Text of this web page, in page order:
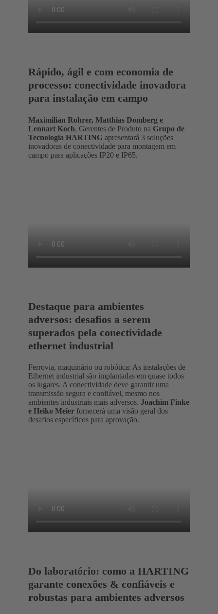
Rápido, ágil e com economia de
processo: conectividade inovadora
para instalação em campo
Maximilian Rohrer, Matthias Domberg e
Lennart Koch, Gerentes de Produto na Grupo de
Tecnologia HARTING apresentará 3 soluções
inovadoras de conectividade para montagem em
campo para aplicações IP20 e IP65.
Destaque para ambientes
adversos: desafios a serem
superados pela conectividade
ethernet industrial
Ferrovia, maquinário ou robótica: As instalações de
Ethernet industrial são implantadas em quase todos
os lugares. A conectividade deve garantir uma
transmissão segura e confiável, mesmo nos
ambientes industriais mais adversos. Joachim Finke
e Heiko Meier fornecerá uma visão geral dos
desafios específicos para aprovação.
Do laboratório: como a HARTING
garante conexões & confiáveis e
robustas para ambientes adversos